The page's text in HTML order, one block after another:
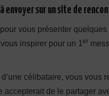
envoyer sur un site de
vous présenter
inspirer pour un 1 er
célibataire, vous vous
de le partager